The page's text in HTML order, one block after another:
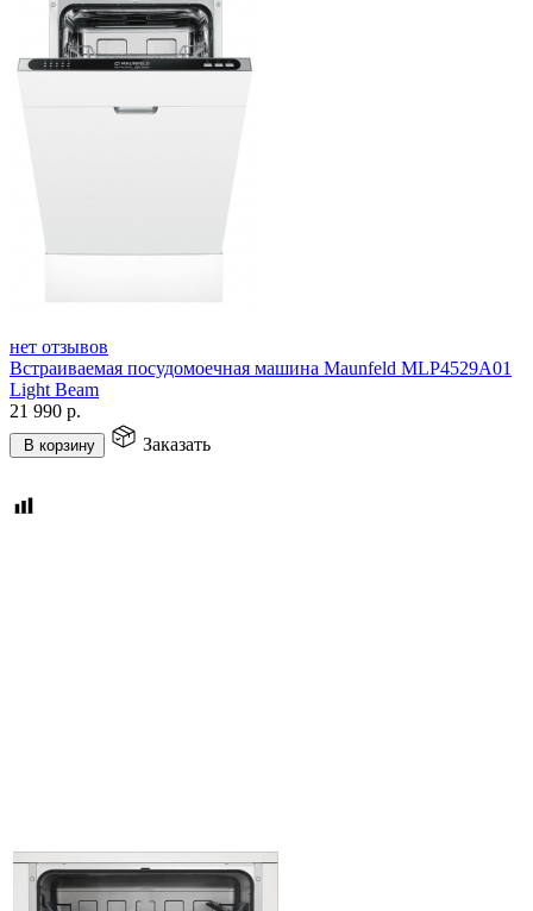
нет отзывов
Встраиваемая посудомоечная машина Maunfeld MLP4529A01
Light Beam
21 990 р.
В корзину Заказать